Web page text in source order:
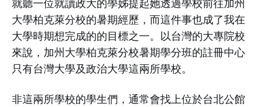
大學柏克萊分校的暑期經歷，而這件事也成了我在
大學時期想完成的的目標之一。以台灣的大專院校
來說，加州大學柏克萊分校暑期學分班的註冊中心
只有台灣大學及政治大學這兩所學校。
非這兩所學校的學生們，通常會找上位於台北公館